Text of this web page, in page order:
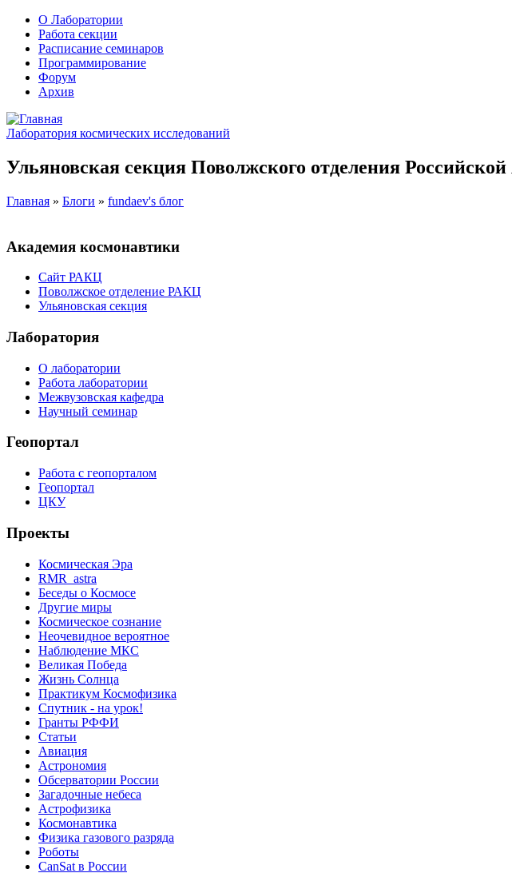
О Лаборатории
Работа секции
Расписание семинаров
Программирование
Форум
Архив
Лаборатория космических исследований
Ульяновская секция Поволжского отделения
Главная » Блоги » fundaev's блог
Академия космонавтики
Сайт РАКЦ
Поволжское отделение РАКЦ
Ульяновская секция
Лаборатория
О лаборатории
Работа лаборатории
Межвузовская кафедра
Научный семинар
Геопортал
Работа с геопорталом
Геопортал
ЦКУ
Проекты
Космическая Эра
RMR_astra
Беседы о Космосе
Другие миры
Космическое сознание
Неочевидное вероятное
Наблюдение МКС
Великая Победа
Жизнь Солнца
Практикум Космофизика
Спутник - на урок!
Гранты РФФИ
Статьи
Авиация
Астрономия
Обсерватории России
Загадочные небеса
Астрофизика
Космонавтика
Физика газового разряда
Роботы
CanSat в России